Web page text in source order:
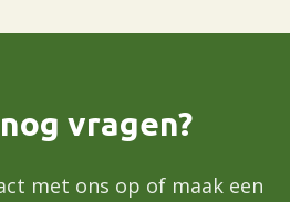
vragen?
met ons op of maak een